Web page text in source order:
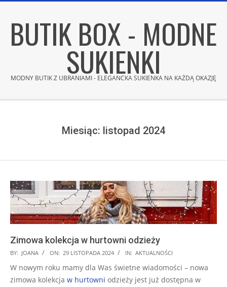
contentBUTIK BOX - MODNE
SUKIENKI
MODNY BUTIK Z UBRANIAMI - ELEGANCKA SUKIENKA NA KAŻDĄ OKAZJĘ
Miesiąc: listopad 2024
Zimowa kolekcja w hurtowni odzieży
2024-
11-
29
BY: JOANA ON: 29 LISTOPADA 2024 IN: AKTUALNOŚCI
W nowym roku mamy dla Was świetne wiadomości – nowa
zimowa kolekcja w hurtowni odzieży jest już dostępna w